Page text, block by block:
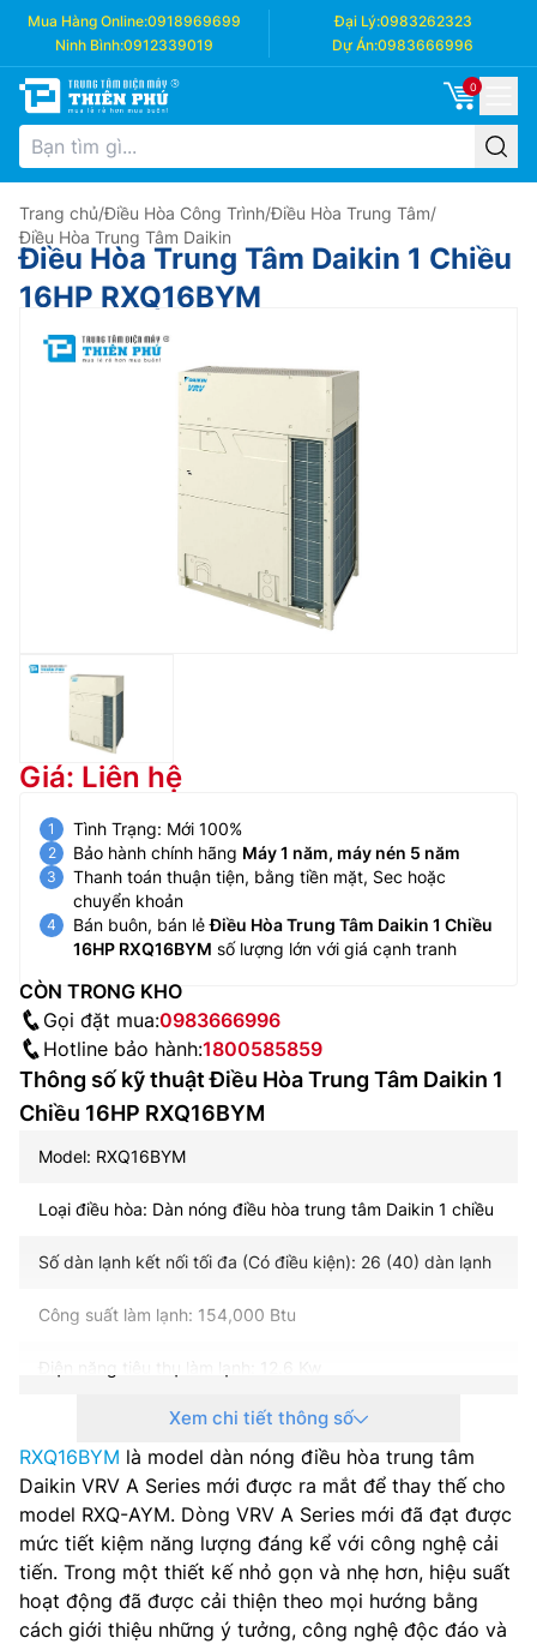
Mua Hàng Online:0918969699 Đại Lý:0983262323
Ninh Bình:0912339019 Dự Án:0983666996
0
Trang chủ/Điều Hòa Công Trình/Điều Hòa Trung Tâm/
Điều Hòa Trung Tâm Daikin
Điều Hòa Trung Tâm Daikin 1 Chiều
16HP RXQ16BYM
Giá: Liên hệ
Tình Trạng: Mới 100%
Bảo hành chính hãng Máy 1 năm, máy nén 5 năm
Thanh toán thuận tiện, bằng tiền mặt, Sec hoặc
chuyển khoản
Bán buôn, bán lẻĐiều Hòa Trung Tâm Daikin 1 Chiều
16HP RXQ16BYM số lượng lớn với giá cạnh tranh
CÒN TRONG KHO
Gọi đặt mua:0983666996
Hotline bảo hành:1800585859
Thông số kỹ thuật Điều Hòa Trung Tâm Daikin 1
Chiều 16HP RXQ16BYM
Model: RXQ16BYM
Loại điều hòa: Dàn nóng điều hòa trung tâm Daikin 1 chiều
Số dàn lạnh kết nối tối đa (Có điều kiện): 26 (40) dàn lạnh
Công suất làm lạnh: 154,000 Btu
Điện năng tiêu thụ làm lạnh: 12.6 Kw
Điều khiển công suất: 9 ‒ 100 %
Loại máy nén: Máy nén hiệu suất cao
Công suất máy nén x số lượng: 6.9 kW
Lưu lượng gió: 266 m3/phút
Độ ồn làm lạnh: 63 dB(A)
Xem chi tiết thông số
RXQ16BYM là model dàn nóng điều hòa trung tâm
Daikin VRV A Series mới được ra mắt để thay thế cho
model RXQ-AYM. Dòng VRV A Series mới đã đạt được
mức tiết kiệm năng lượng đáng kể với công nghệ cải
tiến. Trong một thiết kế nhỏ gọn và nhẹ hơn, hiệu suất
hoạt động đã được cải thiện theo mọi hướng bằng
cách giới thiệu những ý tưởng, công nghệ độc đáo và